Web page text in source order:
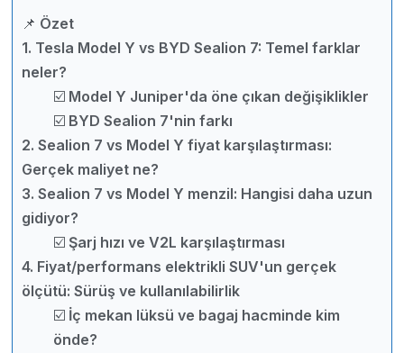
📌 Özet
1. Tesla Model Y vs BYD Sealion 7: Temel farklar
neler?
☑️ Model Y Juniper'da öne çıkan değişiklikler
☑️ BYD Sealion 7'nin farkı
2. Sealion 7 vs Model Y fiyat karşılaştırması:
Gerçek maliyet ne?
3. Sealion 7 vs Model Y menzil: Hangisi daha uzun
gidiyor?
☑️ Şarj hızı ve V2L karşılaştırması
4. Fiyat/performans elektrikli SUV'un gerçek
ölçütü: Sürüş ve kullanılabilirlik
☑️ İç mekan lüksü ve bagaj hacminde kim
önde?